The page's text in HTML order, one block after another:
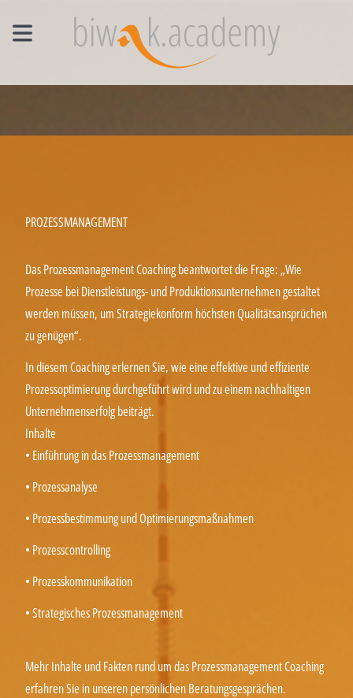
PROZESSMANAGEMENT
Das Prozessmanagement Coaching beantwortet die Frage: „Wie
Prozesse bei Dienstleistungs- und Produktionsunternehmen gestaltet
werden müssen, um Strategiekonform höchsten Qualitätsansprüchen
zu genügen“.
In diesem Coaching erlernen Sie, wie eine effektive und effiziente
Prozessoptimierung durchgeführt wird und zu einem nachhaltigen
Unternehmenserfolg beiträgt.
Inhalte
• Einführung in das Prozessmanagement
• Prozessanalyse
• Prozessbestimmung und Optimierungsmaßnahmen
• Prozesscontrolling
• Prozesskommunikation
• Strategisches Prozessmanagement
Mehr Inhalte und Fakten rund um das Prozessmanagement Coaching
erfahren Sie in unseren persönlichen Beratungsgesprächen.